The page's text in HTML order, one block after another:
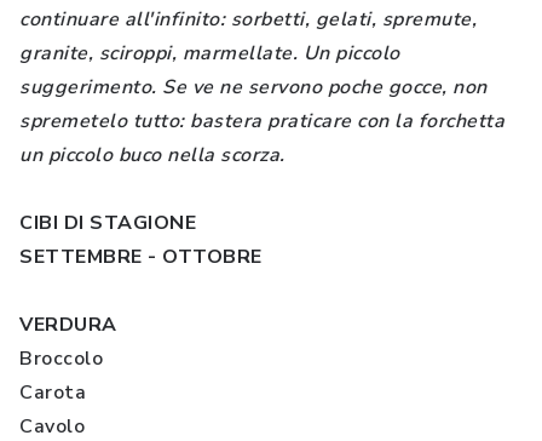
continuare all'infinito: sorbetti, gelati, spremute,
granite, sciroppi, marmellate. Un piccolo
suggerimento. Se ve ne servono poche gocce, non
spremetelo tutto: bastera praticare con la forchetta
un piccolo buco nella scorza.
CIBI DI STAGIONE
SETTEMBRE - OTTOBRE
VERDURA
Broccolo
Carota
Cavolo